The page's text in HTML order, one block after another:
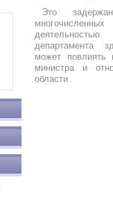
Это
департамента
может повлиять
министра и
области.